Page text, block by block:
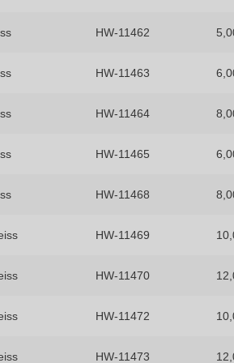
HW-11462
HW-11463
HW-11464
HW-11465
HW-11468
HW-11469
HW-11470
HW-11472
HW-11473